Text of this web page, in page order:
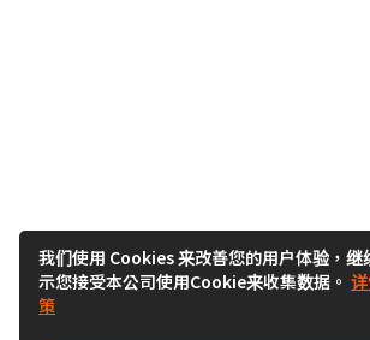
我们使用 Cookies 来改善您的用户体验，继
示您接受本公司使用Cookie来收集数据。
策